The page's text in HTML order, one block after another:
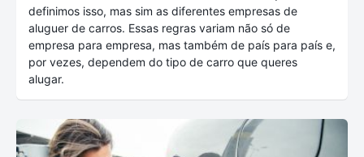
definimos isso, mas sim as diferentes empresas de
aluguer de carros. Essas regras variam não só de
empresa para empresa, mas também de país para país e,
por vezes, dependem do tipo de carro que queres
alugar.